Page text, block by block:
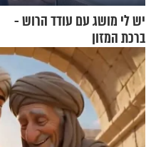
יש לי מושג עם עודד הרוש -
ברכת המזון